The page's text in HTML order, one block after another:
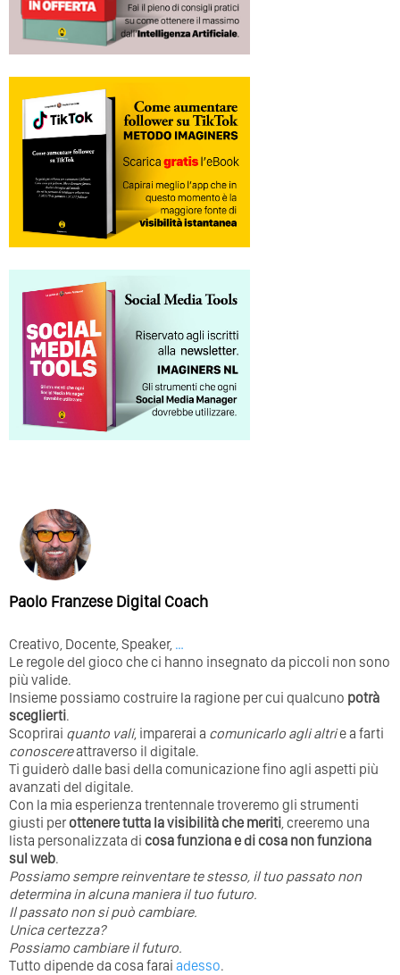
Paolo Franzese Digital Coach
Creativo, Docente, Speaker, …
Le regole del gioco che ci hanno insegnato da piccoli non sono
più valide.
Insieme possiamo costruire la ragione per cui qualcuno potrà
sceglierti.
Scoprirai quanto vali, imparerai a comunicarlo agli altrie a farti
conoscereattraverso il digitale.
Ti guiderò dalle basi della comunicazione fino agli aspetti più
avanzati del digitale.
Con la mia esperienza trentennale troveremo gli strumenti
giusti perottenere tutta la visibilità che meriti, creeremo una
lista personalizzata di cosa funziona e di cosa non funziona
sul web.
Possiamo sempre reinventare te stesso, il tuo passato non
determina in alcuna maniera il tuo futuro. ⁣
⁣Il passato non si può cambiare.
Unica certezza?
Possiamo cambiare il futuro.
Tutto dipende da cosa farai adesso.